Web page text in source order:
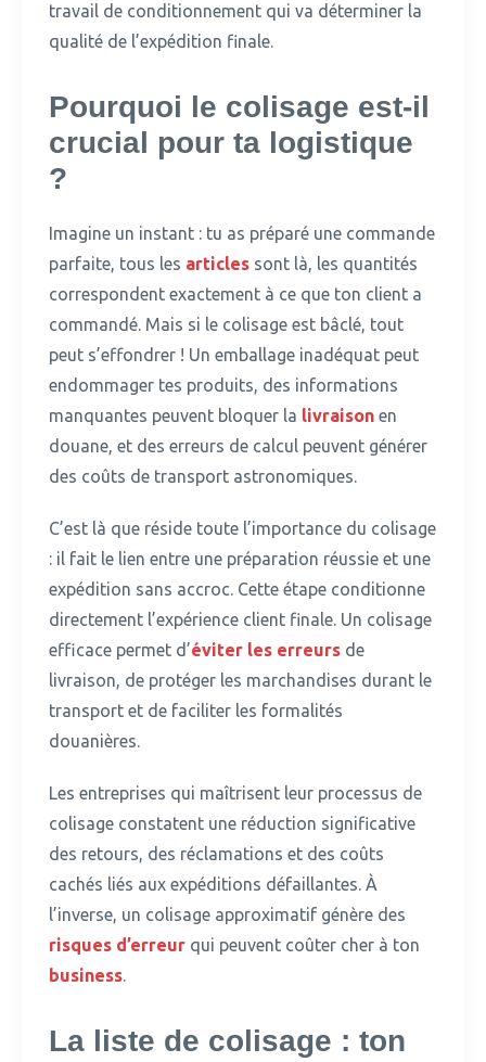
travail de conditionnement qui va déterminer la
qualité de l’expédition finale.
Pourquoi le colisage est-il
crucial pour ta logistique
?
Imagine un instant : tu as préparé une commande
parfaite, tous les articles sont là, les quantités
correspondent exactement à ce que ton client a
commandé. Mais si le colisage est bâclé, tout
peut s’effondrer ! Un emballage inadéquat peut
endommager tes produits, des informations
manquantes peuvent bloquer la livraison en
douane, et des erreurs de calcul peuvent générer
des coûts de transport astronomiques.
C’est là que réside toute l’importance du colisage
: il fait le lien entre une préparation réussie et une
expédition sans accroc. Cette étape conditionne
directement l’expérience client finale. Un colisage
efficace permet d’éviter les erreurs de
livraison, de protéger les marchandises durant le
transport et de faciliter les formalités
douanières.
Les entreprises qui maîtrisent leur processus de
colisage constatent une réduction significative
des retours, des réclamations et des coûts
cachés liés aux expéditions défaillantes. À
l’inverse, un colisage approximatif génère des
risques d’erreur qui peuvent coûter cher à ton
business.
La liste de colisage : ton